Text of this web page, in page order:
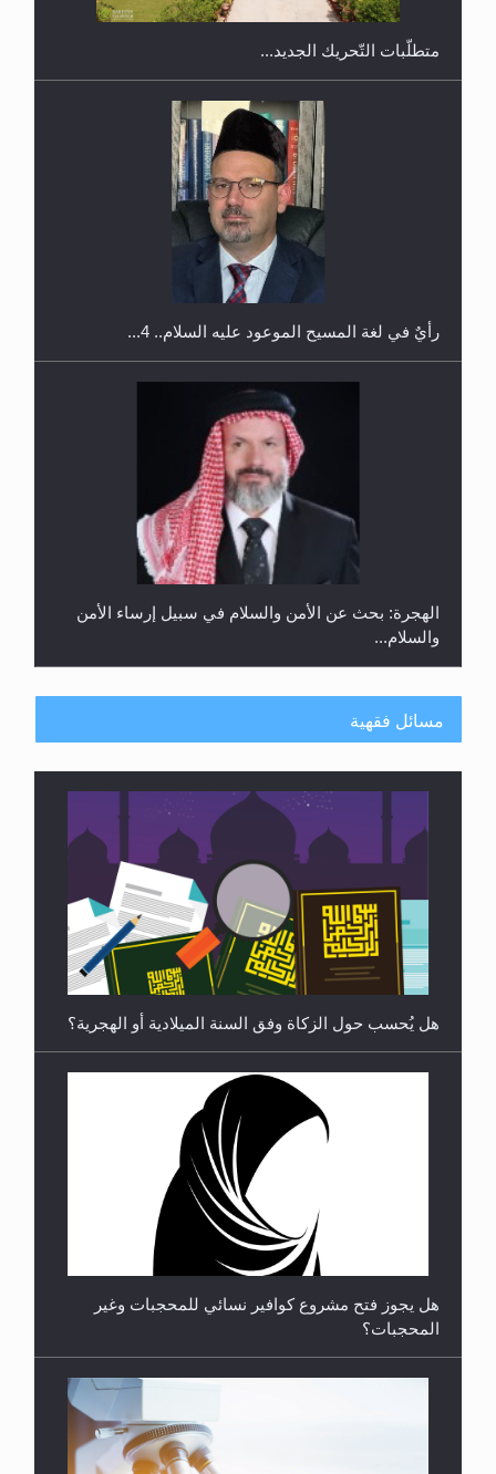
اليوم الوطني الرياضي لمجلس أنصار الله في هولندا
متطلَّبات التّحريك الجديد...
رأيٌ في لغة المسيح الموعود عليه السلام.. 4...
الهجرة: بحث عن الأمن والسلام في سبيل إرساء الأمن
والسلام...
رأيٌ في لغة المسيح الموعود عليه السلام ..«3» نظرة
في شعر المسيح الموعود عليه السلام.....
**الحصن الحصين من وساوس المعارضين ...**...
مسائل فقهية
هل يُحسب حول الزكاة وفق السنة الميلادية أو الهجرية؟
هل يجوز فتح مشروع كوافير نسائي للمحجبات وغير
المحجبات؟